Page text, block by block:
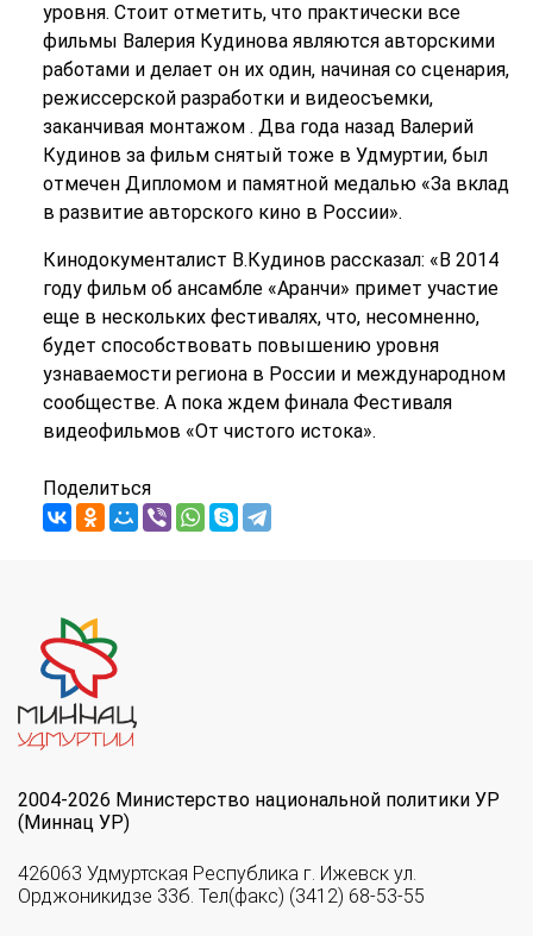
уровня. Стоит отметить, что практически все
фильмы Валерия Кудинова являются авторскими
работами и делает он их один, начиная со сценария,
режиссерской разработки и видеосъемки,
заканчивая монтажом . Два года назад Валерий
Кудинов за фильм снятый тоже в Удмуртии, был
отмечен Дипломом и памятной медалью «За вклад
в развитие авторского кино в России».
Кинодокументалист В.Кудинов рассказал: «В 2014
году фильм об ансамбле «Аранчи» примет участие
еще в нескольких фестивалях, что, несомненно,
будет способствовать повышению уровня
узнаваемости региона в России и международном
сообществе. А пока ждем финала Фестиваля
видеофильмов «От чистого истока».
Поделиться
2004-2026 Министерство национальной политики УР
(Миннац УР)
426063 Удмуртская Республика г. Ижевск ул.
Орджоникидзе 33б. Тел(факс) (3412) 68-53-55